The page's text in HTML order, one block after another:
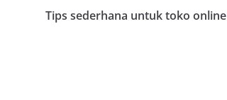
Tips sederhana untuk toko online